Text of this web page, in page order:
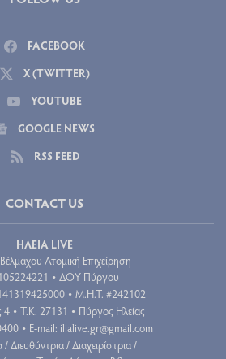
FACEBOOK
X (TWITTER)
YOUTUBE
GOOGLE NEWS
RSS FEED
CONTACT US
ΗΛΕΙΑ LIVE
Ατομική Επιχείρηση
• ΔΟΥ Πύργου
• Μ.Η.Τ. #242102
4 • Τ.Κ. 27131 • Πύργος Ηλείας
• E-mail: ilialive.gr@gmail.com
/ Διευθύντρια / Διαχειρίστρια /